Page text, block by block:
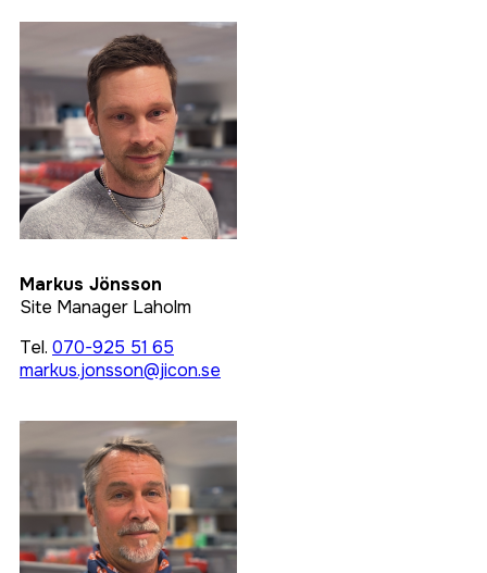
Markus Jönsson
Site Manager Laholm
Tel. 070-925 51 65
markus.jonsson@jicon.se